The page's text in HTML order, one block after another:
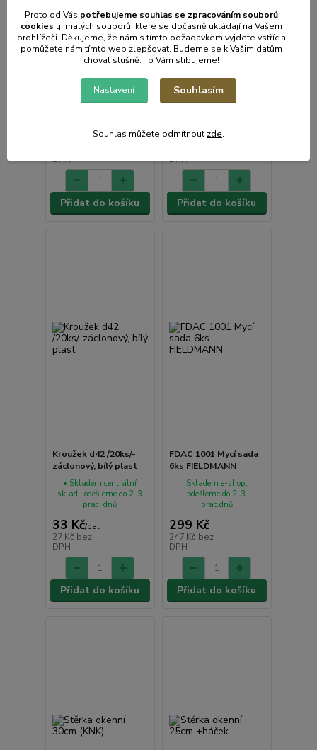
Stěrka okenní 24cm +
molitan, teleskop.hůl
70-120cm, kov
/ks
DPH
• Skladem centrální
sklad | odešleme do 2-3
Přidat do košíku
čistič žaluzií 28x11cm,
mikrovlákno, MIX
barev, plast/kov
70 Kč/ks
DPH
• Skladem centrální
sklad | odešleme do 2-3
Přidat do košíku
Kroužek d42 /20ks/-
záclonový, bílý plast
33 Kč/bal
27 Kč bez
DPH
• Skladem centrální
sklad | odešleme do 2-3
prac. dnů
Přidat do košíku
FDAC 1001 Mycí sada
6ks FIELDMANN
299 Kč
247 Kč bez
DPH
Skladem e-shop,
odešleme do 2-3
prac.dnů
Přidat do košíku
Proto od Vás potřebujeme souhlas se zpracováním souborů
cookiestj. malých souborů, které se dočasně ukládají na Vašem
prohlížeči. Děkujeme, že nám s tímto požadavkem vyjdete vstříc a
pomůžete nám tímto web zlepšovat. Budeme se k Vašim datům
chovat slušně. To Vám slibujeme!
Nastavení Souhlasím
Souhlas můžete odmítnout zde.